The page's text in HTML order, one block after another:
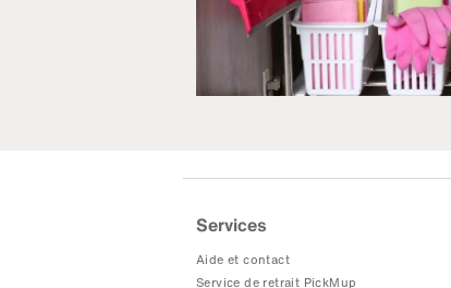
Services
Aide et contact
Service de retrait PickMup